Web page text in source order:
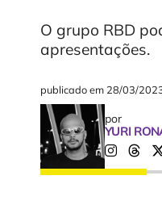
O grupo RBD
apresentações.
publicado em 28/03/
por
YURI